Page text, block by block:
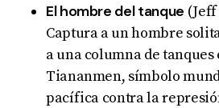
El hombre del tanque (Jeff
Captura a un hombre
a una columna de tanques
Tiananmen, símbolo
pacífica contra la